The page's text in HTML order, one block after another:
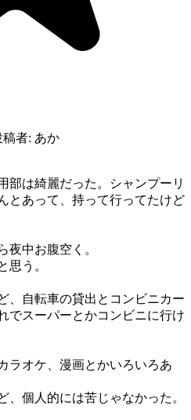
稿者: あか
部は綺麗だった。シャンプーリ
とあって、持って行ってたけど
夜中お腹空く。
思う。
、自転車の貸出とコンビニカー
でスーパーとかコンビニに行け
ラオケ、漫画とかいろいろあ
、個人的には苦じゃなかった。